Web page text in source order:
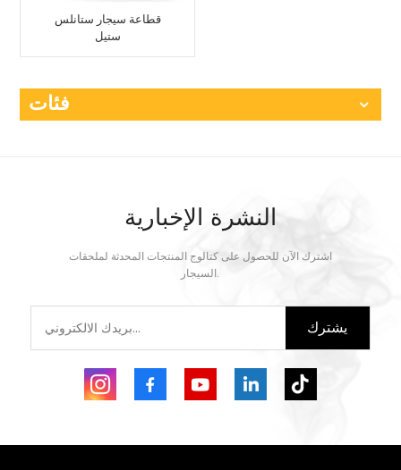
قطاعة سيجار ستانلس
ستيل
فئات
النشرة الإخبارية
اشترك الآن للحصول على كتالوج المنتجات المحدثة لملحقات
السيجار.
يشترك